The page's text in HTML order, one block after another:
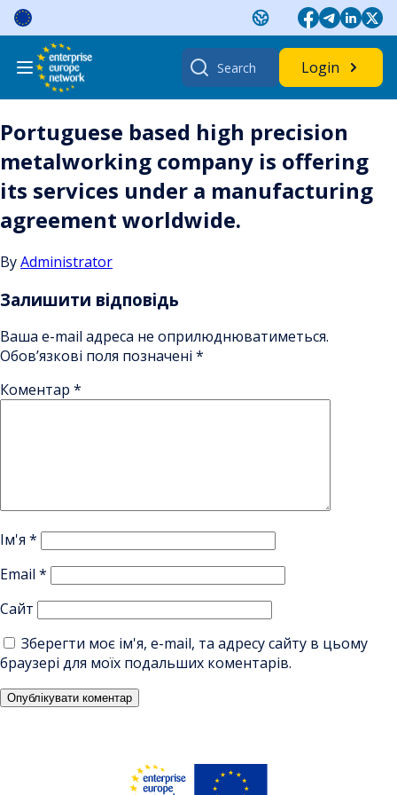
Skip
content
Search
for:
Login
Portuguese based high precision
metalworking company is offering
its services under a manufacturing
agreement worldwide.
ByAdministrator
Залишити відповідь
Ваша e-mail адреса не оприлюднюватиметься.
Обов’язкові поля позначені *
Коментар *
Ім'я *
Email *
Сайт
Зберегти моє ім'я, e-mail, та адресу сайту в цьому
браузері для моїх подальших коментарів.